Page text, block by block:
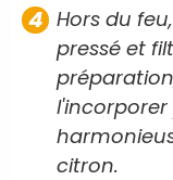
Hors du
pressé et
citron.